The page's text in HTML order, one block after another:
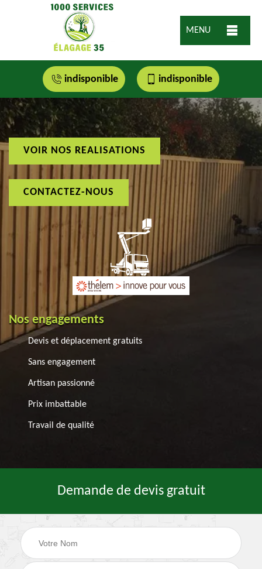
MENU
indisponible indisponible
VOIR NOS REALISATIONS
CONTACTEZ-NOUS
Nos engagements
Devis et déplacement gratuits
Sans engagement
Artisan passionné
Prix imbattable
Travail de qualité
Demande de devis gratuit